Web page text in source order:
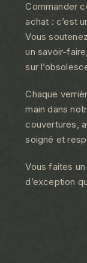
Commander
achat : c’est
Vous
un savoir-
sur
Chaque
main dans
couvertures,
soigné et
Vous faites
d’exception